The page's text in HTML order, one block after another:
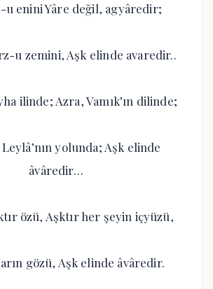
u enini Yâre değil, agyâredir;
u zemini, Aşk elinde avaredir..
ilinde; Azra, Vamık’ın dilinde;
yolunda; Aşk elinde
âvâredir…
özü, Aşktır her şeyin içyüzü,
gözü, Aşk elinde âvâredir.